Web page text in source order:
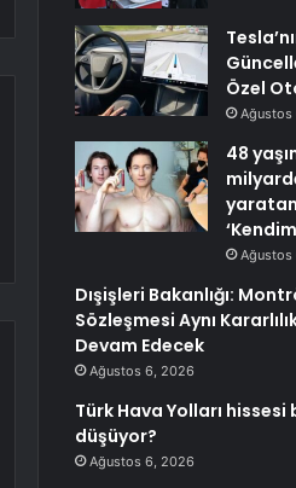
Özel
Ağustos
48
Ağustos
Dışişleri Bakanlığı:
Sözleşmesi Aynı
Devam Edecek
Ağustos 6, 2026
Türk Hava Yolları
düşüyor?
Ağustos 6, 2026